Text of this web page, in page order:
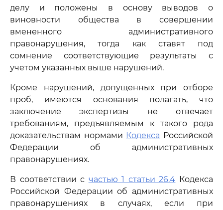
делу и положены в основу выводов о
виновности общества в совершении
вмененного административного
правонарушения, тогда как ставят под
сомнение соответствующие результаты с
учетом указанных выше нарушений.
Кроме нарушений, допущенных при отборе
проб, имеются основания полагать, что
заключение экспертизы не отвечает
требованиям, предъявляемым к такого рода
доказательствам нормами Кодекса Российской
Федерации об административных
правонарушениях.
В соответствии с частью 1 статьи 26.4 Кодекса
Российской Федерации об административных
правонарушениях в случаях, если при